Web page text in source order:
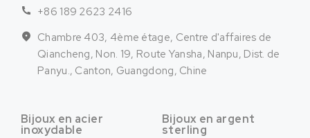
+86 189 2623 2416
Chambre 403, 4ème étage, Centre d'affaires de
Qiancheng, Non. 19, Route Yansha, Nanpu, Dist. de
Panyu., Canton, Guangdong, Chine
Bijoux en acier
inoxydable
Bijoux en argent
sterling